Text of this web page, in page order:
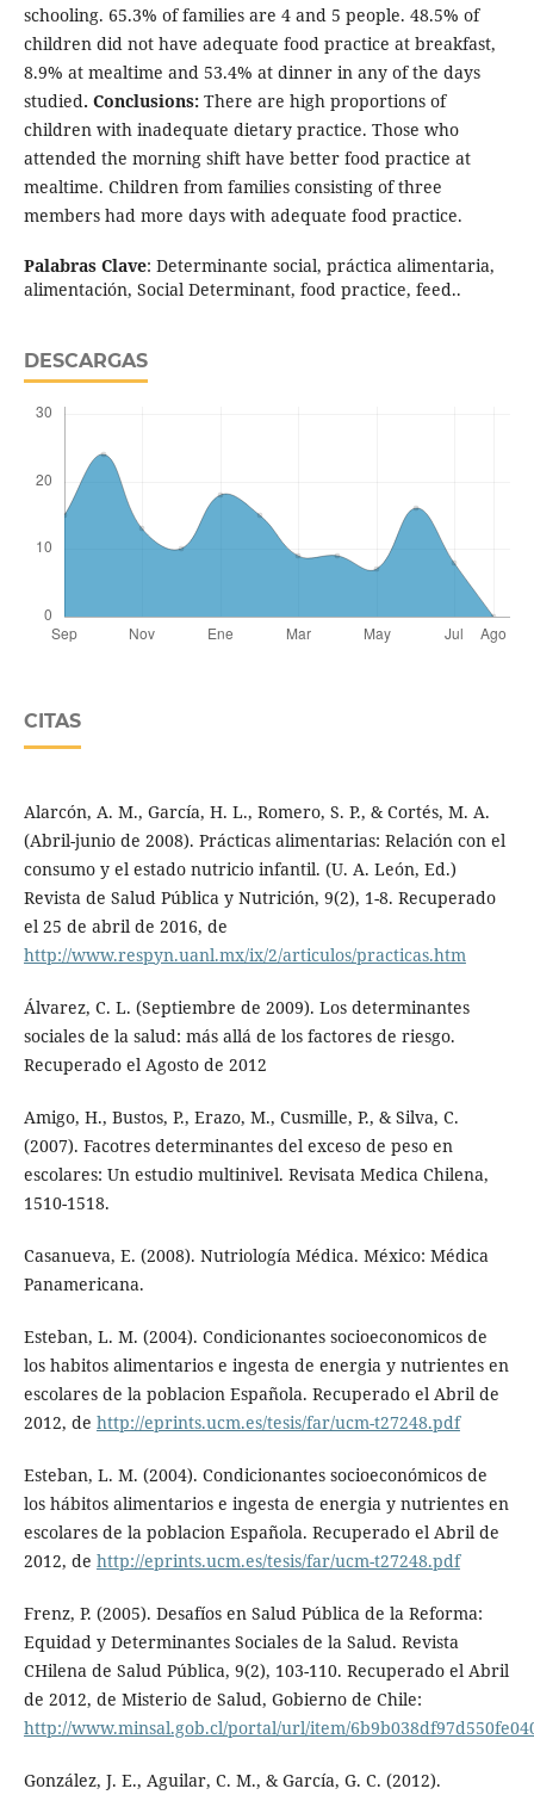
schooling. 65.3% of families are 4 and 5 people. 48.5% of
children did not have adequate food practice at breakfast,
8.9% at mealtime and 53.4% at dinner in any of the days
studied. Conclusions:There are high proportions of
children with inadequate dietary practice. Those who
attended the morning shift have better food practice at
mealtime. Children from families consisting of three
members had more days with adequate food practice.
Palabras Clave: Determinante social, práctica alimentaria,
alimentación, Social Determinant, food practice, feed..
DESCARGAS
CITAS
Alarcón, A. M., García, H. L., Romero, S. P., & Cortés, M. A.
(Abril-junio de 2008). Prácticas alimentarias: Relación con el
consumo y el estado nutricio infantil. (U. A. León, Ed.)
Revista de Salud Pública y Nutrición, 9(2), 1-8. Recuperado
el 25 de abril de 2016, de
http://www.respyn.uanl.mx/ix/2/articulos/practicas.htm
Álvarez, C. L. (Septiembre de 2009). Los determinantes
sociales de la salud: más allá de los factores de riesgo.
Recuperado el Agosto de 2012
Amigo, H., Bustos, P., Erazo, M., Cusmille, P., & Silva, C.
(2007). Facotres determinantes del exceso de peso en
escolares: Un estudio multinivel. Revisata Medica Chilena,
1510-1518.
Casanueva, E. (2008). Nutriología Médica. México: Médica
Panamericana.
Esteban, L. M. (2004). Condicionantes socioeconomicos de
los habitos alimentarios e ingesta de energia y nutrientes en
escolares de la poblacion Española. Recuperado el Abril de
2012, de http://eprints.ucm.es/tesis/far/ucm-t27248.pdf
Esteban, L. M. (2004). Condicionantes socioeconómicos de
los hábitos alimentarios e ingesta de energia y nutrientes en
escolares de la poblacion Española. Recuperado el Abril de
2012, de http://eprints.ucm.es/tesis/far/ucm-t27248.pdf
Frenz, P. (2005). Desafíos en Salud Pública de la Reforma:
Equidad y Determinantes Sociales de la Salud. Revista
CHilena de Salud Pública, 9(2), 103-110. Recuperado el Abril
de 2012, de Misterio de Salud, Gobierno de Chile:
http://www.minsal.gob.cl/portal/url/item/
González, J. E., Aguilar, C. M., & García, G. C. (2012).